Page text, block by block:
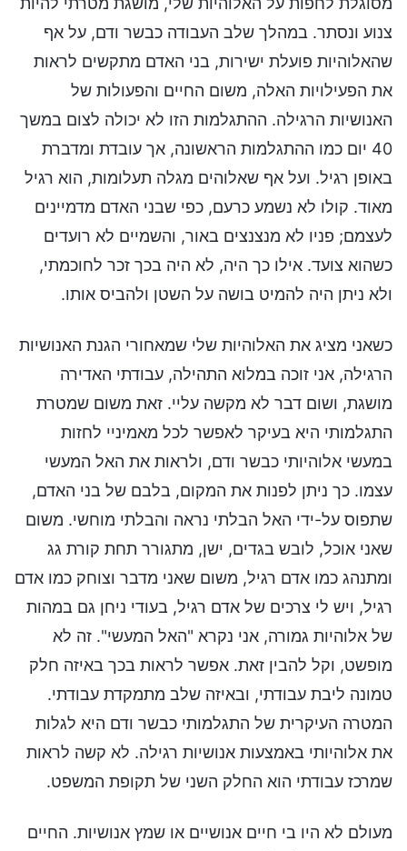
צנוע ונסתר. במהלך שלב העבודה כבשר ודם, על אף
שהאלוהיות פועלת ישירות, בני האדם מתקשים לראות
את הפעילויות האלה, משום החיים והפעולות של
האנושיות הרגילה. ההתגלמות הזו לא יכולה לצום במשך
40 יום כמו ההתגלמות הראשונה, אך עובדת ומדברת
באופן רגיל. ועל אף שאלוהים מגלה תעלומות, הוא רגיל
מאוד. קולו לא נשמע כרעם, כפי שבני האדם מדמיינים
לעצמם; פניו לא מנצנצים באור, והשמיים לא רועדים
כשהוא צועד. אילו כך היה, לא היה בכך זכר לחוכמתי,
ולא ניתן היה להמיט בושה על השטן ולהביס אותו.
כשאני מציג את האלוהיות שלי שמאחורי הגנת האנושיות
הרגילה, אני זוכה במלוא התהילה, עבודתי האדירה
מושגת, ושום דבר לא מקשה עליי. זאת משום שמטרת
התגלמותי היא בעיקר לאפשר לכל מאמיניי לחזות
במעשי אלוהיותי כבשר ודם, ולראות את האל המעשי
עצמו. כך ניתן לפנות את המקום, בלבם של בני האדם,
שתפוס על-ידי האל הבלתי נראה והבלתי מוחשי. משום
שאני אוכל, לובש בגדים, ישן, מתגורר תחת קורת גג
ומתנהג כמו אדם רגיל, משום שאני מדבר וצוחק כמו אדם
רגיל, ויש לי צרכים של אדם רגיל, בעודי ניחן גם במהות
של אלוהיות גמורה, אני נקרא "האל המעשי". זה לא
מופשט, וקל להבין זאת. אפשר לראות בכך באיזה חלק
טמונה ליבת עבודתי, ובאיזה שלב מתמקדת עבודתי.
המטרה העיקרית של התגלמותי כבשר ודם היא לגלות
את אלוהיותי באמצעות אנושיות רגילה. לא קשה לראות
שמרכז עבודתי הוא החלק השני של תקופת המשפט.
מעולם לא היו בי חיים אנושיים או שמץ אנושיות. החיים